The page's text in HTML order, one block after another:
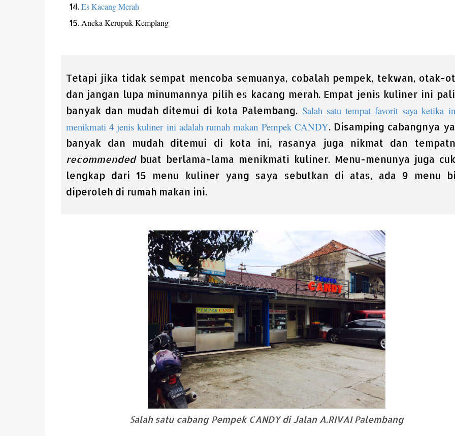
Es Kacang Merah
Aneka Kerupuk Kemplang
Tetapi jika tidak sempat mencoba semuanya, cobalah pempek, tekwan, otak-
dan jangan lupa minumannya pilih es kacang merah. Empat jenis kuliner ini
banyak dan mudah ditemui di kota Palembang. Salah satu tempat favorit saya ketika
menikmati 4 jenis kuliner ini adalah rumah makan Pempek CANDY. Disamping cabangnya
banyak dan mudah ditemui di kota ini, rasanya juga nikmat dan
recommendedbuat berlama-lama menikmati kuliner. Menu-menunya juga
lengkap dari 15 menu kuliner yang saya sebutkan di atas, ada 9 menu
diperoleh di rumah makan ini.
Salah satu cabang Pempek CANDY di Jalan A.RIVAI Palembang